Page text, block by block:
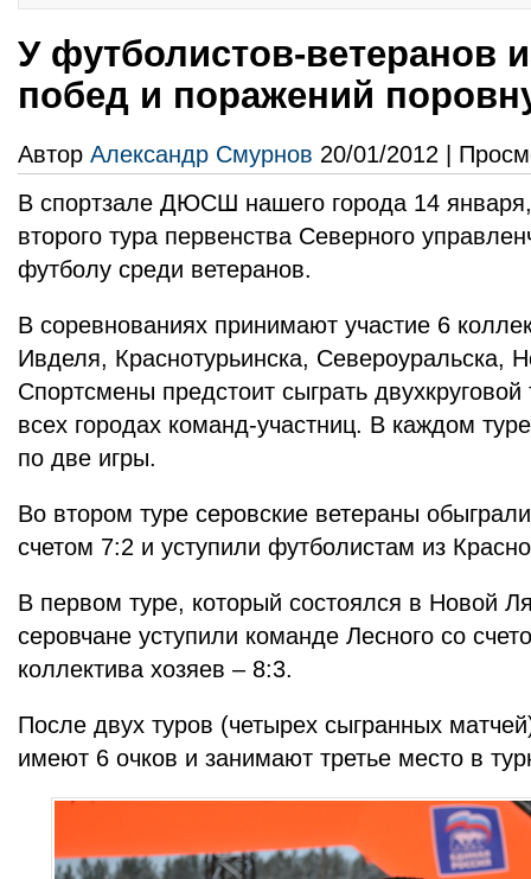
У футболистов-ветеранов
побед и поражений
Автор Александр Смурнов 20/01/2012 |
В спортзале ДЮСШ нашего города 14
второго тура первенства Северного
футболу среди ветеранов.
В соревнованиях принимают участие 6
Ивделя, Краснотурьинска, Североуральска,
Спортсмены предстоит сыграть
всех городах команд-участниц. В каждом
по две игры.
Во втором туре серовские ветераны
счетом 7:2 и уступили футболистам из
В первом туре, который состоялся в Новой
серовчане уступили команде Лесного со
коллектива хозяев – 8:3.
После двух туров (четырех сыгранных
имеют 6 очков и занимают третье место в